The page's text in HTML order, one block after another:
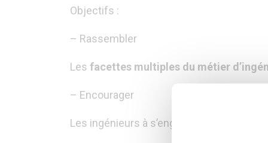
Objectifs :
– Rassembler
Les facettes multiples du métier
– Encourager
Les ingénieurs à s’engager dans la voie de